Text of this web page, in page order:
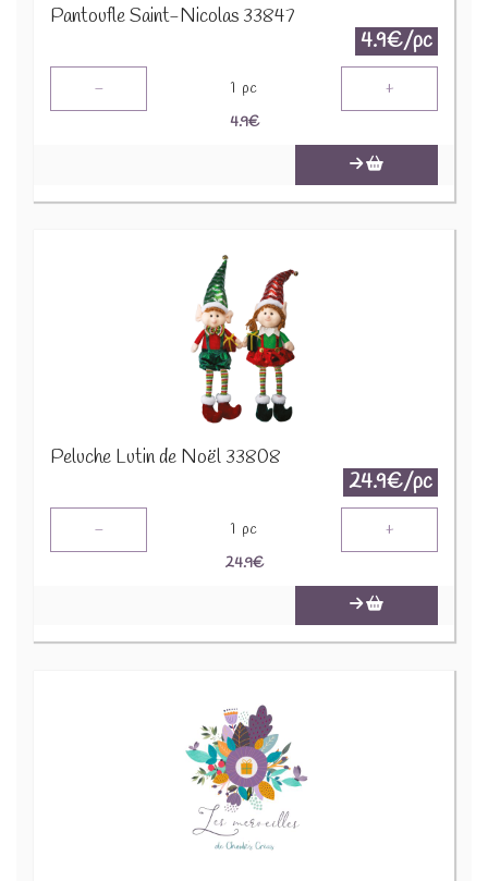
Pantoufle Saint-Nicolas 33847
4.9€/pc
- 1 pc +
4.9€
Peluche Lutin de Noël 33808
24.9€/pc
- 1 pc +
24.9€